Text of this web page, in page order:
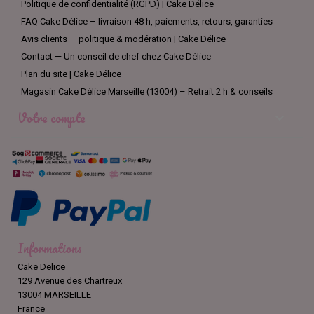
marquages, texturants, colle alimentaire, etCMC/Tylo
renforcer vos modelages.
Pour des collages propres et nets (disques, petites pièces,
bordures), nous recommandons leGel Transparent Piping Gel
350 g, idéal pour fixer sans débordement et apporter une
brillance sportive.
3 idées de gâteaux thématiques (du facile au “pro”)
1) Express & efficace : le “Terrain rapide”
Base : gâteau rectangle ou plaque.
Finition
: recouvrez d’une pâte à sucre “bois clair”, puis utilisez
unpochoir parquetpour le relief.
touche, raquette, cercle).
Décor: ajoutez untopper panier
Astuce : collez vos petites pièces avec le
les traces.
Politique de confidentialité (RGPD) | Cake Délice
FAQ Cake Délice – livraison 48 h, paiements, retours, garanties
Avis clients — politique & modération | Cake Délice
Contact — Un conseil de chef chez Cake Délice
Plan du site | Cake Délice
Magasin Cake Délice Marseille (13004) – Retrait 2 h & conseils
Votre compte
Informations
Cake Delice
129 Avenue des Chartreux
13004 MARSEILLE
France